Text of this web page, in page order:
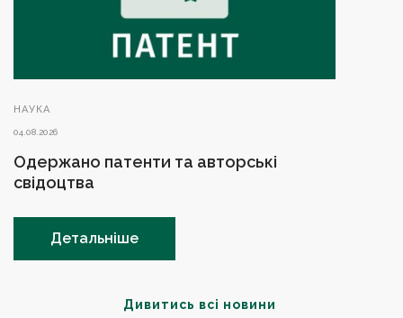
Дивитись всі новини
НАУКА
04.08.2026
Одержано патенти та авторські
свідоцтва
Детальніше